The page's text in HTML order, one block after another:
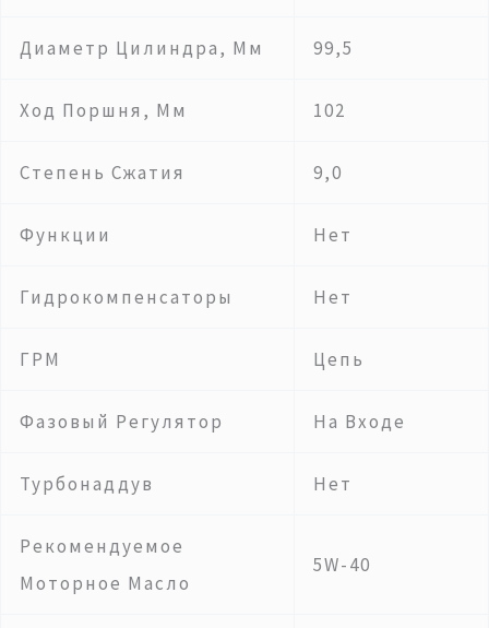
Диаметр Цилиндра, Мм 99,5
Ход Поршня, Мм 102
Степень Сжатия 9,0
Функции Нет
Гидрокомпенсаторы Нет
ГРМ Цепь
Фазовый Регулятор На Входе
Турбонаддув Нет
Рекомендуемое
Моторное Масло
5W-40